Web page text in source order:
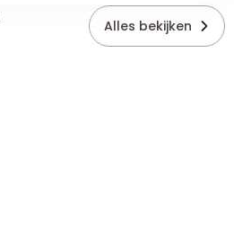
Alles bekijken